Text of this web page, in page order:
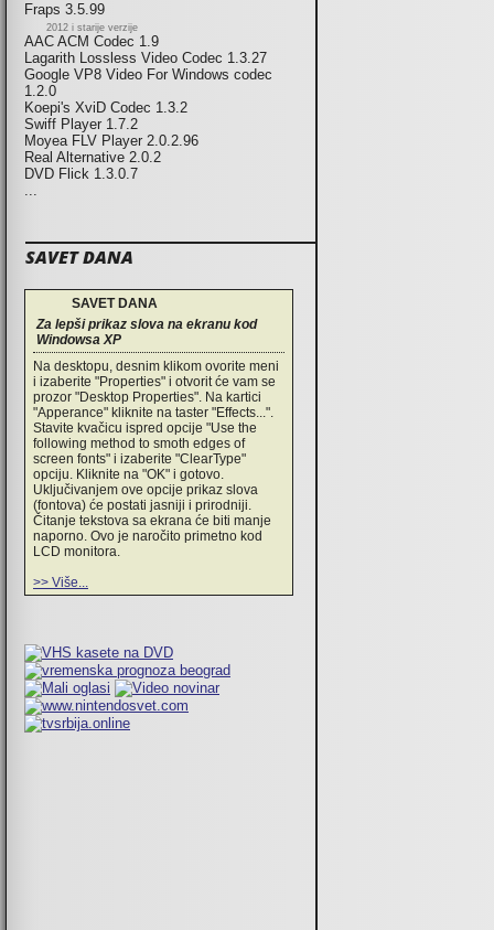
Fraps 3.5.99
2012 i starije verzije
AAC ACM Codec 1.9
Lagarith Lossless Video Codec 1.3.27
Google VP8 Video For Windows codec
1.2.0
Koepi's XviD Codec 1.3.2
Swiff Player 1.7.2
Moyea FLV Player 2.0.2.96
Real Alternative 2.0.2
DVD Flick 1.3.0.7
...
SAVET DANA
SAVET DANA
Za lepši prikaz slova na ekranu kod
Windowsa XP
Na desktopu, desnim klikom ovorite meni
i izaberite "Properties" i otvorit će vam se
prozor "Desktop Properties". Na kartici
"Apperance" kliknite na taster "Effects...".
Stavite kvačicu ispred opcije "Use the
following method to smoth edges of
screen fonts" i izaberite "ClearType"
opciju. Kliknite na "OK" i gotovo.
Uključivanjem ove opcije prikaz slova
(fontova) će postati jasniji i prirodniji.
Čitanje tekstova sa ekrana će biti manje
naporno. Ovo je naročito primetno kod
LCD monitora.
>> Više...